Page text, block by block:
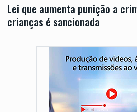
Lei que aumenta punição a
crianças é sancionada